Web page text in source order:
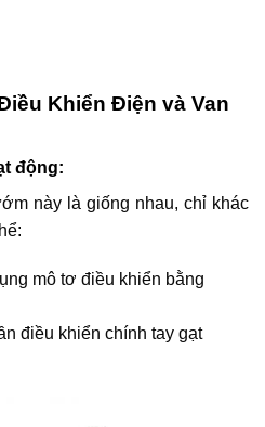
Khiển Điện và Van
động:
này là giống nhau, chỉ khác
mô tơ điều khiển bằng
điều khiển chính tay gạt